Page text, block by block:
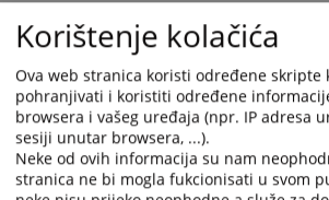
1625PREGLEDA
Korištenje kolačića
Ova web stranica koristi određene skripte
pohranjivati i koristiti određene
browsera i vašeg uređaja (npr. IP adresa
sesiji unutar browsera, ...).
Neke od ovih informacija su nam
stranica ne bi mogla fukcionisati u svom